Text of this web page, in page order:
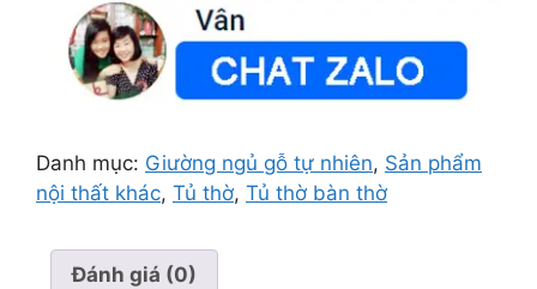
Danh mục: Giường ngủ gỗ tự nhiên, Sản phẩm
nội thất khác, Tủ thờ, Tủ thờ bàn thờ
Đánh giá (0)